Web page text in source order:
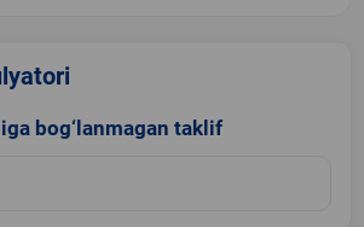
bog‘lanmagan taklif